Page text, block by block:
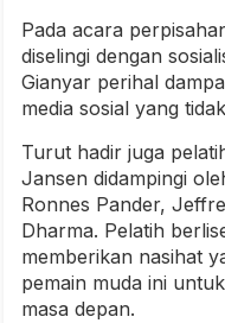
Pada acara
diselingi dengan
Gianyar perihal
media sosial yang
Turut hadir juga
Jansen didampingi
Ronnes Pander,
Dharma. Pelatih
memberikan nasihat
pemain muda ini
masa depan.